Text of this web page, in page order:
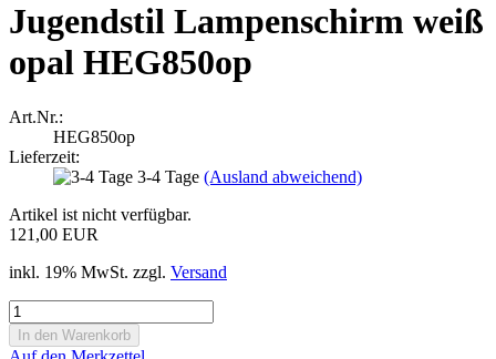
Jugendstil Lampenschirm weiß
opal HEG850op
Art.Nr.:
HEG850op
Lieferzeit:
3-4 Tage (Ausland abweichend)
Artikel ist nicht verfügbar.
121,00 EUR
inkl. 19% MwSt. zzgl. Versand